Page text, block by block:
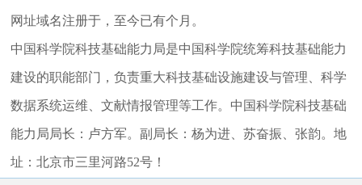
网址域名注册于，至今已有个月。
中国科学院科技基础能力局是中国科学院统筹科技基础能力
建设的职能部门，负责重大科技基础设施建设与管理、科学
数据系统运维、文献情报管理等工作。中国科学院科技基础
能力局局长：卢方军。副局长：杨为进、苏奋振、张韵。地
址：北京市三里河路52号！